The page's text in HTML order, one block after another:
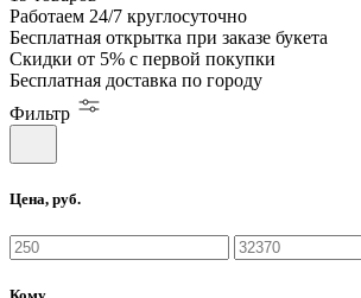
Работаем 24/7 круглосуточно
Бесплатная открытка при заказе букета
Скидки от 5% с первой покупки
Бесплатная доставка по городу
Фильтр
Цена, руб.